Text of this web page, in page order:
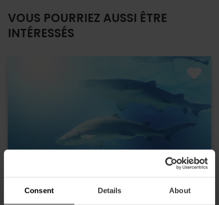
Consent Details About
VOUS POURRIEZ AUSSI ÊTRE
INTÉRESSÉS